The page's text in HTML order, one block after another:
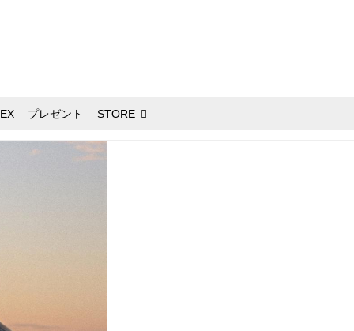
プレゼント STORE